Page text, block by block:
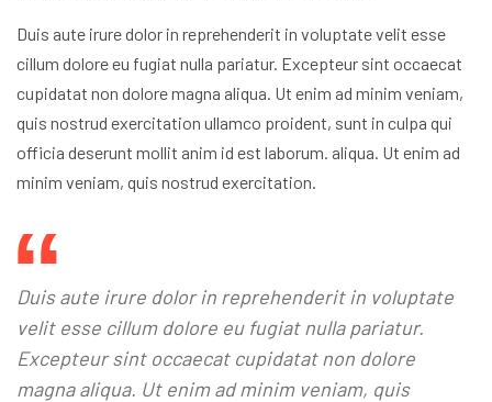
Duis aute irure dolor in reprehenderit in voluptate velit esse
cillum dolore eu fugiat nulla pariatur. Excepteur sint occaecat
cupidatat non dolore magna aliqua. Ut enim ad minim veniam,
quis nostrud exercitation ullamco proident, sunt in culpa qui
officia deserunt mollit anim id est laborum. aliqua. Ut enim ad
minim veniam, quis nostrud exercitation.
Duis aute irure dolor in reprehenderit in voluptate
velit esse cillum dolore eu fugiat nulla pariatur.
Excepteur sint occaecat cupidatat non dolore
magna aliqua. Ut enim ad minim veniam, quis